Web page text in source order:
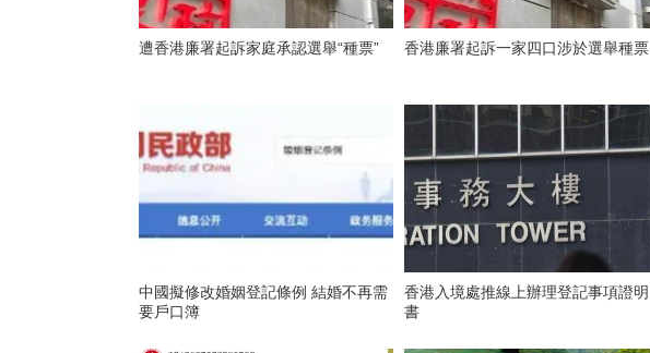
遭香港廉署起訴家庭承認選舉“種票” 香港廉署起訴一家四口涉於選舉種票
中國擬修改婚姻登記條例 結婚不再需
要戶口簿
香港入境處推線上辦理登記事項證明
書